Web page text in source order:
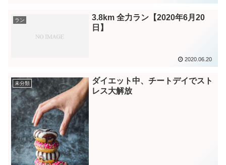
ラン
3.8km 全力ラン【2020年6月20
日】
2020.06.20
未分類
ダイエット中、チートデイでスト
レス大解放